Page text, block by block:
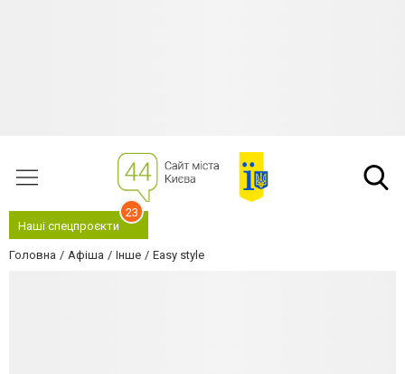
Наші спецпроєкти
23
Головна Афіша Інше Easy style